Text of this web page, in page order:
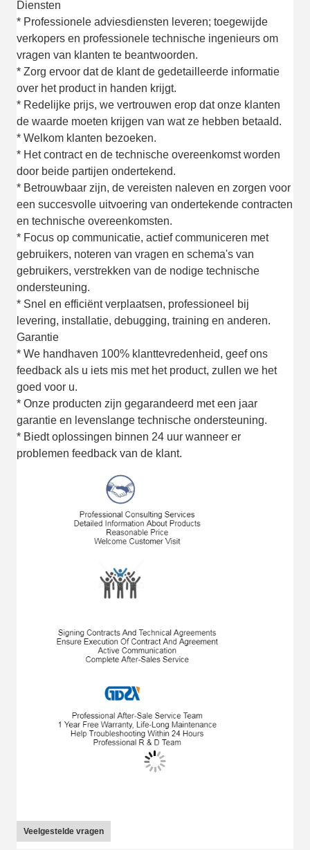
Diensten
* Professionele adviesdiensten leveren; toegewijde
verkopers en professionele technische ingenieurs om
vragen van klanten te beantwoorden.
* Zorg ervoor dat de klant de gedetailleerde informatie
over het product in handen krijgt.
* Redelijke prijs, we vertrouwen erop dat onze klanten
de waarde moeten krijgen van wat ze hebben betaald.
* Welkom klanten bezoeken.
* Het contract en de technische overeenkomst worden
door beide partijen ondertekend.
* Betrouwbaar zijn, de vereisten naleven en zorgen voor
een succesvolle uitvoering van ondertekende contracten
en technische overeenkomsten.
* Focus op communicatie, actief communiceren met
gebruikers, noteren van vragen en schema's van
gebruikers, verstrekken van de nodige technische
ondersteuning.
* Snel en efficiënt verplaatsen, professioneel bij
levering, installatie, debugging, training en anderen.
Garantie
* We handhaven 100% klanttevredenheid, geef ons
feedback als u iets mis met het product, zullen we het
goed voor u.
* Onze producten zijn gegarandeerd met een jaar
garantie en levenslange technische ondersteuning.
* Biedt oplossingen binnen 24 uur wanneer er
problemen feedback van de klant.
Veelgestelde vragen